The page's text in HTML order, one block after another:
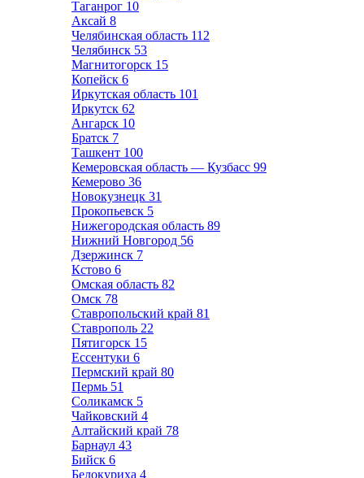
Таганрог 10
Аксай 8
Челябинская область 112
Челябинск 53
Магнитогорск 15
Копейск 6
Иркутская область 101
Иркутск 62
Ангарск 10
Братск 7
Ташкент 100
Кемеровская область — Кузбасс 99
Кемерово 36
Новокузнецк 31
Прокопьевск 5
Нижегородская область 89
Нижний Новгород 56
Дзержинск 7
Кстово 6
Омская область 82
Омск 78
Ставропольский край 81
Ставрополь 22
Пятигорск 15
Ессентуки 6
Пермский край 80
Пермь 51
Соликамск 5
Чайковский 4
Алтайский край 78
Барнаул 43
Бийск 6
Белокуриха 4